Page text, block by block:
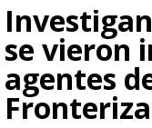
se vieron
agentes